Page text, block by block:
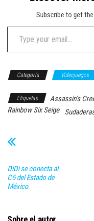
Subscribe to get
Type your email…
Categoría Videojuegos
Etiquetas Assassin’s
Rainbow Six Seige
DiDi se conecta al
C5 del Estado de
México